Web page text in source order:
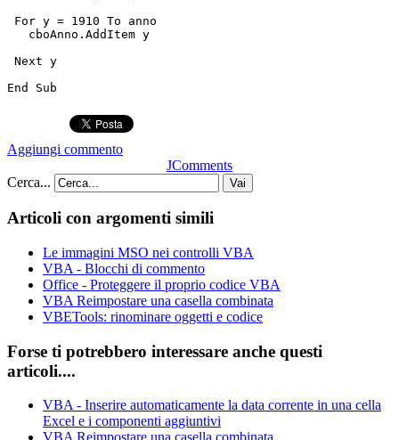
For y = 1910 To anno
   cboAnno.AddItem y
Next y
End Sub
Aggiungi commento
JComments
Cerca...
Vai
Articoli con argomenti simili
Le immagini MSO nei controlli VBA
VBA - Blocchi di commento
Office - Proteggere il proprio codice VBA
VBA Reimpostare una casella combinata
VBETools: rinominare oggetti e codice
Forse ti potrebbero interessare anche questi
articoli....
VBA - Inserire automaticamente la data corrente in una cella
Excel e i componenti aggiuntivi